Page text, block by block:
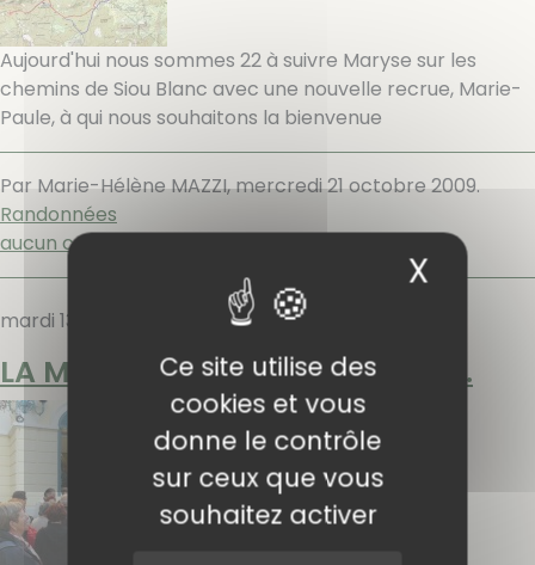
Ce site utilise des
cookies et vous
donne le contrôle
sur ceux que vous
souhaitez activer
X
Aujourd'hui nous sommes 22 à suivre Maryse sur les
chemins de Siou Blanc avec une nouvelle recrue, Marie-
Paule, à qui nous souhaitons la bienvenue
Par Marie-Hélène MAZZI,mercredi 21 octobre 2009.
Randonnées
aucun commentaire
mardi 13 octobre 2009
LA MAISON DES QUATRE FRERES.